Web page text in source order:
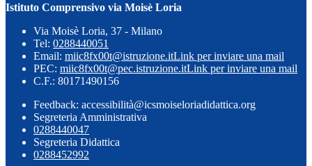
Istituto Comprensivo via Moisè Loria
Via Moisè Loria, 37 - Milano
Tel: 0288440051
Email: miic8fx00t@istruzione.itLink per inviare una mail
PEC: miic8fx00t@pec.istruzione.itLink per inviare una mail
C.F.: 80171490156
Feedback: accessibilità@icsmoiseloriadidattica.org
Segreteria Amministrativa
0288440047
Segreteria Didattica
0288452992